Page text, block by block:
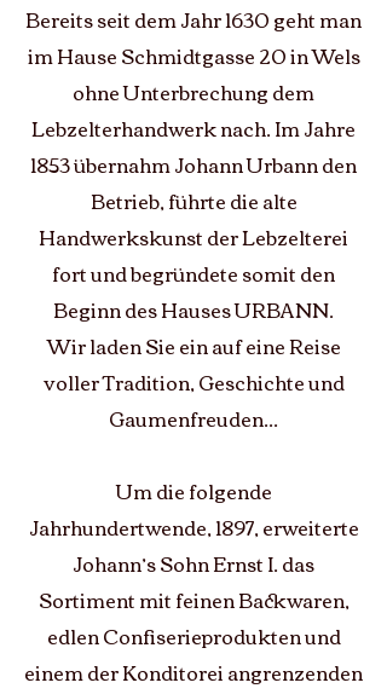
Bereits seit dem Jahr 1630 geht man
im Hause Schmidtgasse 20 in Wels
ohne Unterbrechung dem
Lebzelterhandwerk nach. Im Jahre
1853 übernahm Johann Urbann den
Betrieb, führte die alte
Handwerkskunst der Lebzelterei
fort und begründete somit den
Beginn des Hauses URBANN.
Wir laden Sie ein auf eine Reise
voller Tradition, Geschichte und
Gaumenfreuden...
Um die folgende
Jahrhundertwende, 1897, erweiterte
Johann’s Sohn Ernst I. das
Sortiment mit feinen Backwaren,
edlen Confiserieprodukten und
einem der Konditorei angrenzenden